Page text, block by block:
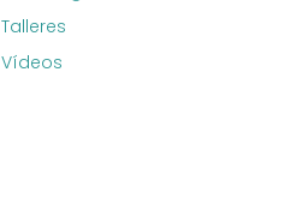
Talleres
Vídeos